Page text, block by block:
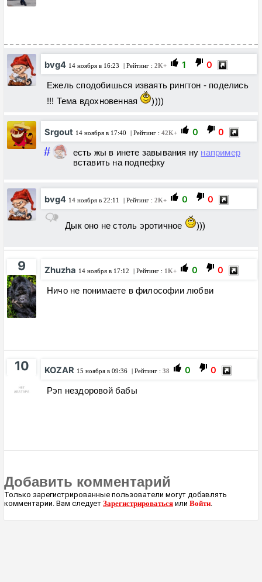
bvg4 14 ноября в 16:23 | Рейтинг : 2K+ 1 0
Ежель сподобишься изваять рингтон - поделись
!!! Тема вдохновенная
))))
Srgout 14 ноября в 17:40 | Рейтинг : 42K+ 0 0
# есть жы в инете завывания ну например
вставить на подпефку
bvg4 14 ноября в 22:11 | Рейтинг : 2K+ 0 0
Дык оно не столь эротичное )))
9 Zhuzha 14 ноября в 17:12 | Рейтинг : 1K+ 0 0
Ничо не понимаете в философии любви
10 KOZAR 15 ноября в 09:36 | Рейтинг : 38 0 0
Рэп нездоровой бабы
Добавить комментарий
Только зарегистрированные пользователи могут добавлять
комментарии. Вам следует Зарегистрироваться или Войти